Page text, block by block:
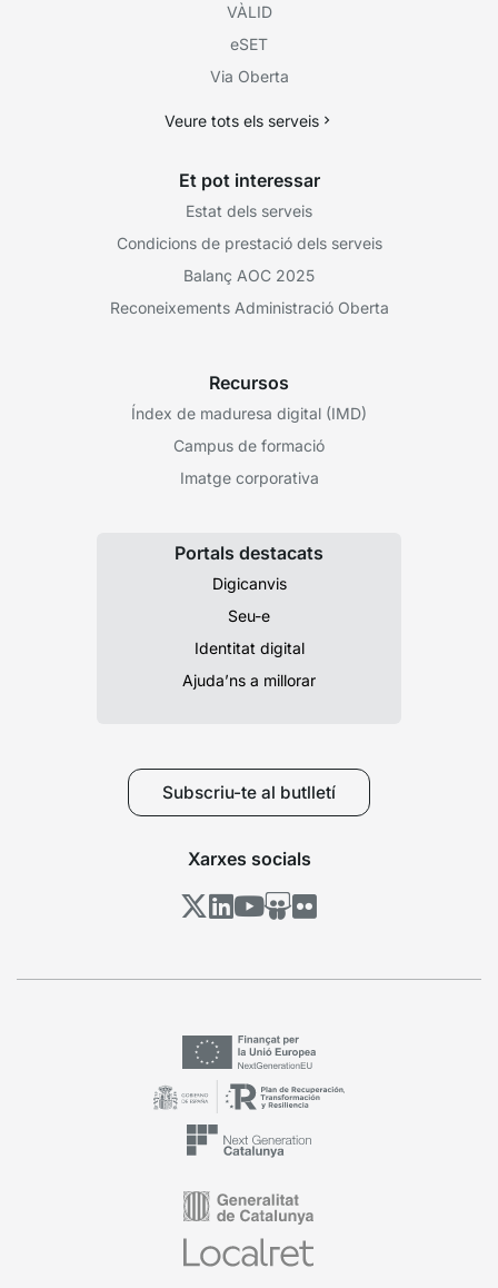
VÀLID
eSET
Via Oberta
Veure tots els serveis
Et pot interessar
Estat dels serveis
Condicions de prestació dels serveis
Balanç AOC 2025
Reconeixements Administració Oberta
Recursos
Índex de maduresa digital (IMD)
Campus de formació
Imatge corporativa
Portals destacats
Digicanvis
Seu-e
Identitat digital
Ajuda’ns a millorar
Subscriu-te al butlletí
Xarxes socials